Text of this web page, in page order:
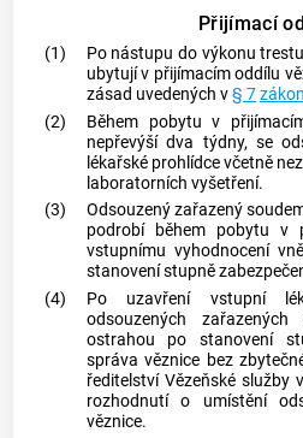
Přijímací
(1)
Po nástupu do výkonu
ubytují v přijímacím oddílu
zásad uvedených v§ 7
(2)
Během pobytu v
nepřevýší dva týdny, se
lékařské prohlídce včetně
laboratorních vyšetření.
(3)
Odsouzený zařazený
podrobí během pobytu v
vstupnímu vyhodnocení
stanovení stupně
(4)
Po uzavření vstupní
odsouzených
ostrahou po stanovení
správa věznice bez
ředitelstvíVězeňské služby
rozhodnutí o umístění
věznice.